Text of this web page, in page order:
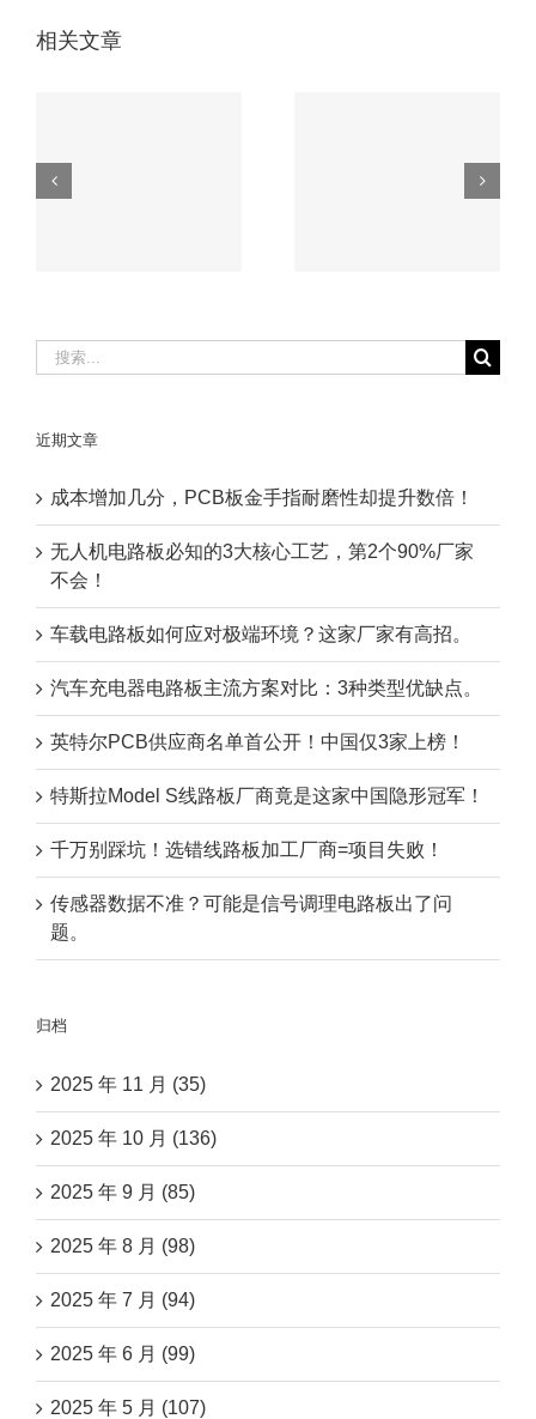
相关文章
车载电路板如何应
索：
近期文章
成本增加几分，PCB板金手指耐磨性却提升数倍！
无人机电路板必知的3大核心工艺，第2个90%厂家
不会！
车载电路板如何应对极端环境？这家厂家有高招。
汽车充电器电路板主流方案对比：3种类型优缺点。
英特尔PCB供应商名单首公开！中国仅3家上榜！
特斯拉Model S线路板厂商竟是这家中国隐形冠军！
千万别踩坑！选错线路板加工厂商=项目失败！
传感器数据不准？可能是信号调理电路板出了问
题。
归档
2025 年 11 月 (35)
2025 年 10 月 (136)
2025 年 9 月 (85)
2025 年 8 月 (98)
2025 年 7 月 (94)
2025 年 6 月 (99)
2025 年 5 月 (107)